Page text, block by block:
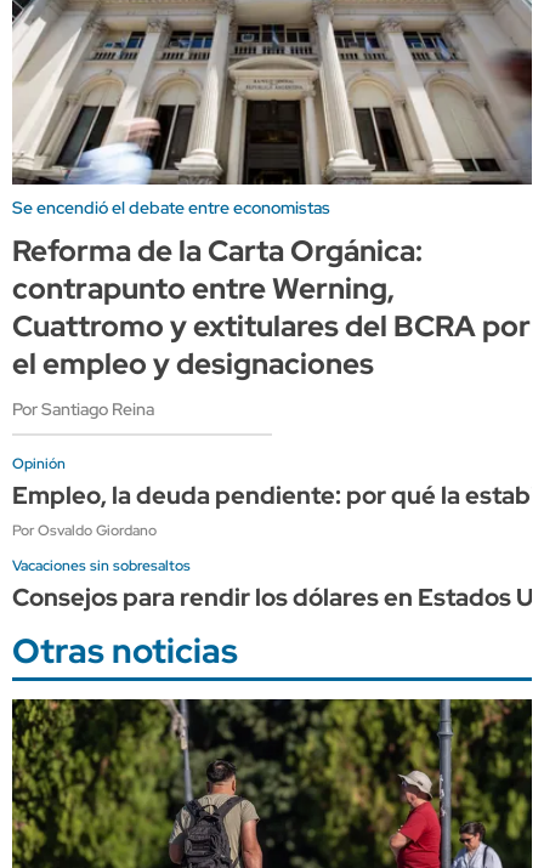
Se encendió el debate entre economistas
Reforma de la Carta Orgánica:
contrapunto entre Werning,
Cuattromo y extitulares del BCRA por
el empleo y designaciones
Por Santiago Reina
Opinión
Empleo, la deuda pendiente: por qué la
Por Osvaldo Giordano
Vacaciones sin sobresaltos
Consejos para rendir los dólares en Estados
Otras noticias